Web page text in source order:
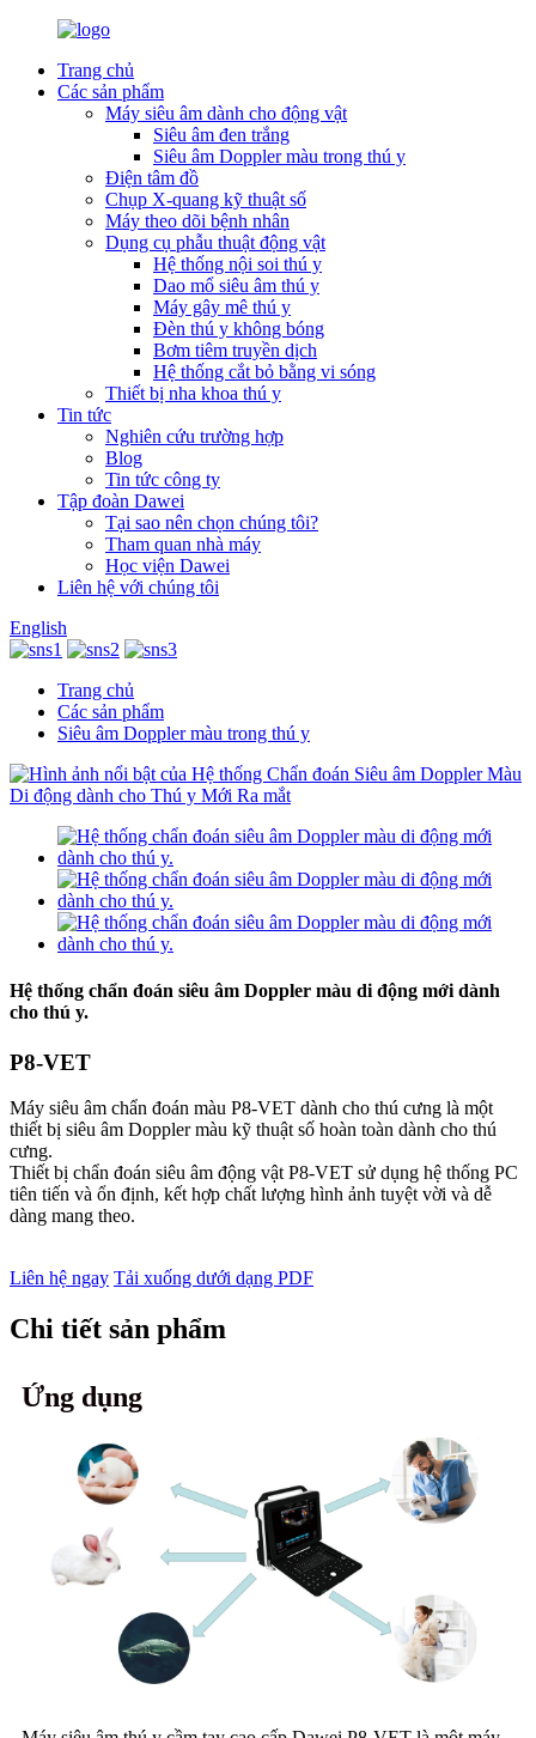
Trang chủ
Các sản phẩm
Máy siêu âm dành cho động vật
Siêu âm đen trắng
Siêu âm Doppler màu trong thú y
Điện tâm đồ
Chụp X-quang kỹ thuật số
Máy theo dõi bệnh nhân
Dụng cụ phẫu thuật động vật
Hệ thống nội soi thú y
Dao mổ siêu âm thú y
Máy gây mê thú y
Đèn thú y không bóng
Bơm tiêm truyền dịch
Hệ thống cắt bỏ bằng vi sóng
Thiết bị nha khoa thú y
Tin tức
Nghiên cứu trường hợp
Blog
Tin tức công ty
Tập đoàn Dawei
Tại sao nên chọn chúng tôi?
Tham quan nhà máy
Học viện Dawei
Liên hệ với chúng tôi
English
Trang chủ
Các sản phẩm
Siêu âm Doppler màu trong thú y
Hệ thống chẩn đoán siêu âm Doppler màu di động mới dành
cho thú y.
P8-VET
Máy siêu âm chẩn đoán màu P8-VET dành cho thú cưng là một
thiết bị siêu âm Doppler màu kỹ thuật số hoàn toàn dành cho thú
cưng.
Thiết bị chẩn đoán siêu âm động vật P8-VET sử dụng hệ thống PC
tiên tiến và ổn định, kết hợp chất lượng hình ảnh tuyệt vời và dễ
dàng mang theo.
Liên hệ ngay Tải xuống dưới dạng PDF
Chi tiết sản phẩm
Ứng dụng